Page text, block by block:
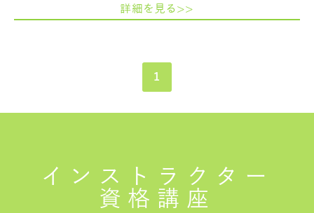
詳細を見る>>
1
インストラクター
資格講座